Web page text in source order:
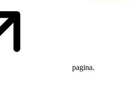
pagina.